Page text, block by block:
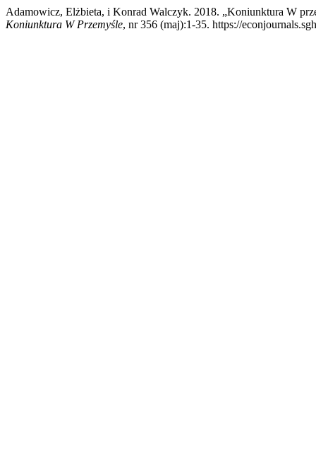
Adamowicz, Elżbieta, i Konrad Walczyk. 2018. „Koniunktura W
Koniunktura W Przemyśle, nr 356 (maj):1-35. https://